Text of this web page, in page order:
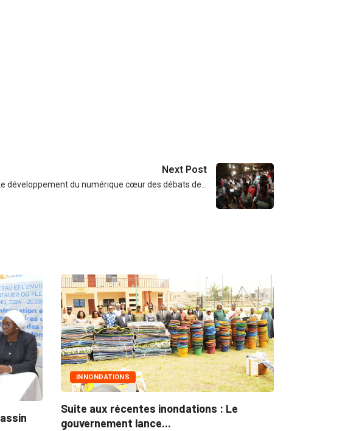
Next Post
Le développement du numérique cœur des débats de…
INNONDATIONS
Suite aux récentes inondations : Le
gouvernement lance...
MARCHÉS PUBLICS